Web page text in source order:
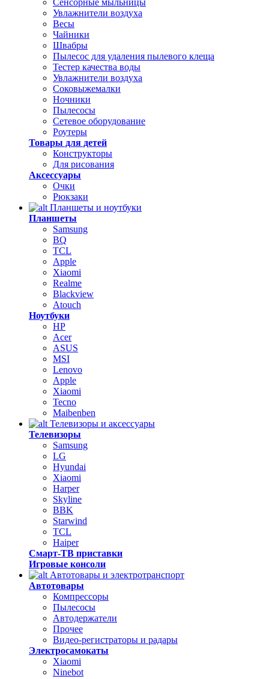
Сенсорные мыльницы
Увлажнители воздуха
Весы
Чайники
Швабры
Пылесос для удаления пылевого клеща
Тестер качества воды
Увлажнители воздуха
Соковыжемалки
Ночники
Пылесосы
Сетевое оборудование
Роутеры
Товары для детей
Конструкторы
Для рисования
Аксессуары
Очки
Рюкзаки
Планшеты и ноутбуки
Планшеты
Samsung
BQ
TCL
Apple
Xiaomi
Realme
Blackview
Atouch
Ноутбуки
HP
Acer
ASUS
MSI
Lenovo
Apple
Xiaomi
Tecno
Maibenben
Телевизоры и аксессуары
Телевизоры
Samsung
LG
Hyundai
Xiaomi
Harper
Skyline
BBK
Starwind
TCL
Haiper
Смарт-ТВ приставки
Игровые консоли
Автотовары и электротранспорт
Автотовары
Компрессоры
Пылесосы
Автодержатели
Прочее
Видео-регистраторы и радары
Электросамокаты
Xiaomi
Ninebot